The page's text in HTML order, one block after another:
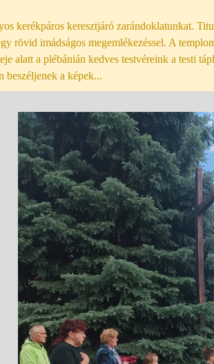
kerékpáros keresztjáró zarándoklatunkat.
rövid imádságos megemlékezéssel. A
alatt a plébánián kedves testvéreink a testi
beszéljenek a képek...